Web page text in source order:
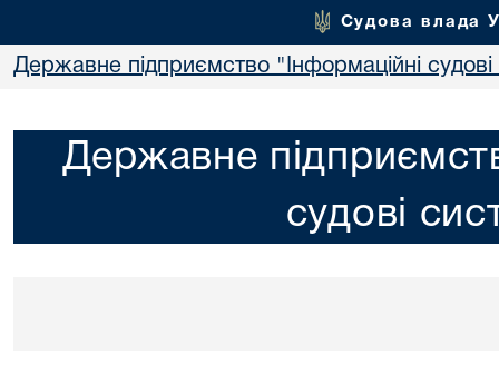
Судова влада
Державне підприємство "Інформаційні
Державне
судові